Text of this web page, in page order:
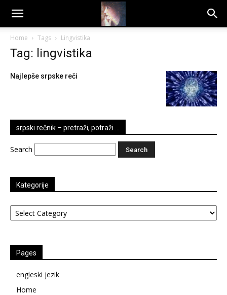
Dragana
Amarilis
Home Tags Lingvistika
Tag: lingvistika
Najlepše srpske reči
srpski rečnik – pretraži, potraži …
Search
Kategorije
Kategorije
Pages
engleski jezik
Home